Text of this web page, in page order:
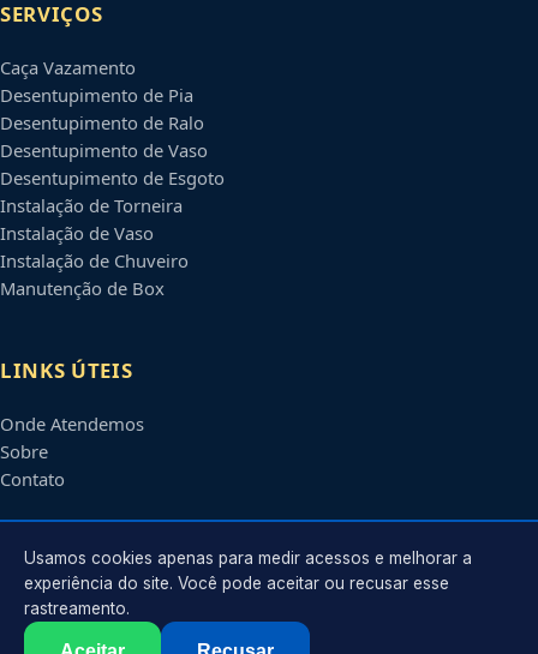
SERVIÇOS
Caça Vazamento
Desentupimento de Pia
Desentupimento de Ralo
Desentupimento de Vaso
Desentupimento de Esgoto
Instalação de Torneira
Instalação de Vaso
Instalação de Chuveiro
Manutenção de Box
LINKS ÚTEIS
Onde Atendemos
Sobre
Contato
CONTATO
Atendimento em
contato@encanadorembetim.com.br
Usamos cookies apenas para medir acessos e melhorar a
experiência do site. Você pode aceitar ou recusar esse
rastreamento.